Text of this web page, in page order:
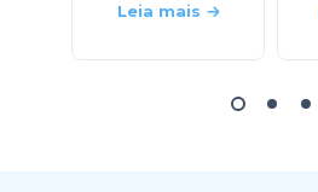
Leia mais